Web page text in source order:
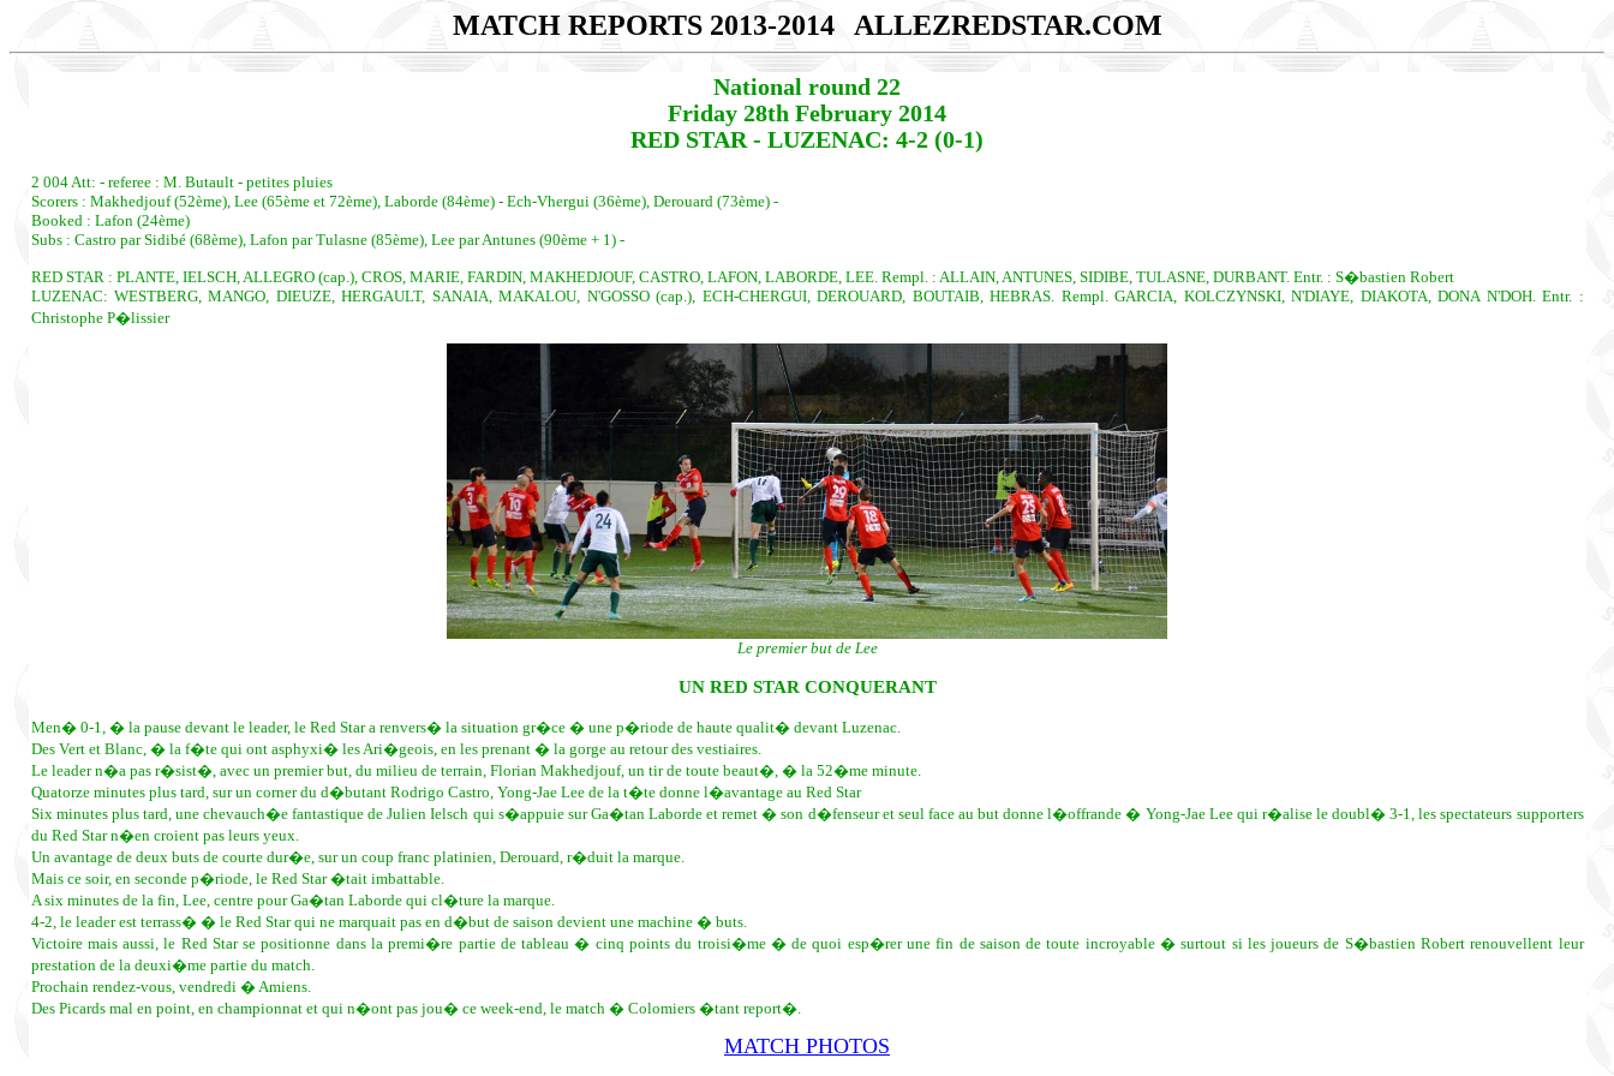
MATCH REPORTS 2013-2014 ALLEZREDSTAR.COM
National round 22
Friday 28th February 2014
RED STAR - LUZENAC: 4-2 (0-1)
2 004 Att: - referee : M. Butault - petites pluies
Scorers : Makhedjouf (52ème), Lee (65ème et 72ème), Laborde (84ème) - Ech-Vhergui (36ème), Derouard (73ème) -
Booked : Lafon (24ème)
Subs : Castro par Sidibé (68ème), Lafon par Tulasne (85ème), Lee par Antunes (90ème + 1) -
RED STAR : PLANTE, IELSCH, ALLEGRO (cap.), CROS, MARIE, FARDIN, MAKHEDJOUF, CASTRO, LAFON, LABORDE, LEE. Rempl. : ALLAIN, ANTUNES, SIDIBE, TULASNE, DURBANT. Entr. : S�bastien Robert
LUZENAC: WESTBERG, MANGO, DIEUZE, HERGAULT, SANAIA, MAKALOU, N'GOSSO (cap.), ECH-CHERGUI, DEROUARD, BOUTAIB, HEBRAS. Rempl. GARCIA, KOLCZYNSKI, N'DIAYE, DIAKOTA, DONA N'DOH. Entr. :
Christophe P�lissier
Le premier but de Lee
UN RED STAR CONQUERANT
Men� 0-1, � la pause devant le leader, le Red Star a renvers� la situation gr�ce � une p�riode de haute qualit� devant Luzenac.
Des Vert et Blanc, � la f�te qui ont asphyxi� les Ari�geois, en les prenant � la gorge au retour des vestiaires.
Le leader n�a pas r�sist�, avec un premier but, du milieu de terrain, Florian Makhedjouf, un tir de toute beaut�, � la 52�me minute.
Quatorze minutes plus tard, sur un corner du d�butant Rodrigo Castro, Yong-Jae Lee de la t�te donne l�avantage au Red Star
Six minutes plus tard, une chevauch�e fantastique de Julien Ielsch qui s�appuie sur Ga�tan Laborde et remet � son d�fenseur et seul face au but donne l�offrande � Yong-Jae Lee qui r�alise le doubl� 3-1, les spectateurs supporters
du Red Star n�en croient pas leurs yeux.
Un avantage de deux buts de courte dur�e, sur un coup franc platinien, Derouard, r�duit la marque.
Mais ce soir, en seconde p�riode, le Red Star �tait imbattable.
A six minutes de la fin, Lee, centre pour Ga�tan Laborde qui cl�ture la marque.
4-2, le leader est terrass� � le Red Star qui ne marquait pas en d�but de saison devient une machine � buts.
Victoire mais aussi, le Red Star se positionne dans la premi�re partie de tableau � cinq points du troisi�me � de quoi esp�rer une fin de saison de toute incroyable � surtout si les joueurs de S�bastien Robert renouvellent leur
prestation de la deuxi�me partie du match.
Prochain rendez-vous, vendredi � Amiens.
Des Picards mal en point, en championnat et qui n�ont pas jou� ce week-end, le match � Colomiers �tant report�.
MATCH PHOTOS